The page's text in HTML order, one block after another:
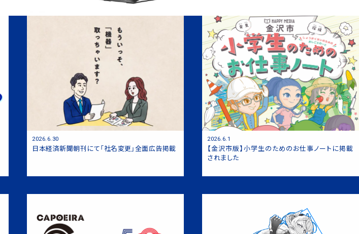
超小型軽量MP3プレーヤー『HyperHyde』「HDM-H2」
DVDドライブ搭載ネットワークメディアプレーヤー「AVLP1/DVD」
医用画像参照用ディスプレイ『MediCrysta』「LCD-MCQ271EDB」
ズ」
2026.6.30
日本経済新聞朝刊にて「社名変更」全面広告掲載
2026.6.1
【金沢市版】小学生のためのお仕事ノートに掲載
されました